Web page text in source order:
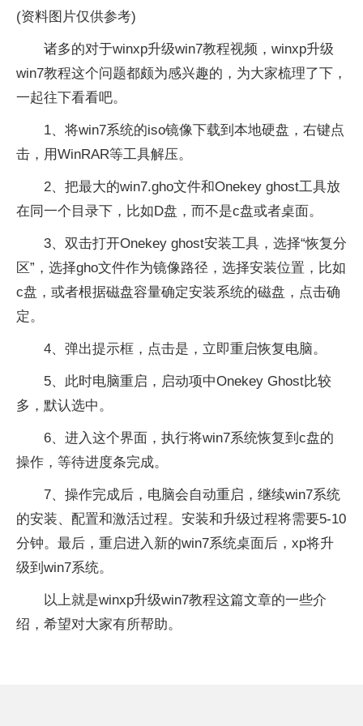
(资料图片仅供参考)
诸多的对于winxp升级win7教程视频，winxp升级
win7教程这个问题都颇为感兴趣的，为大家梳理了下，
一起往下看看吧。
1、将win7系统的iso镜像下载到本地硬盘，右键点
击，用WinRAR等工具解压。
2、把最大的win7.gho文件和Onekey ghost工具放
在同一个目录下，比如D盘，而不是c盘或者桌面。
3、双击打开Onekey ghost安装工具，选择“恢复分
区”，选择gho文件作为镜像路径，选择安装位置，比如
c盘，或者根据磁盘容量确定安装系统的磁盘，点击确
定。
4、弹出提示框，点击是，立即重启恢复电脑。
5、此时电脑重启，启动项中Onekey Ghost比较
多，默认选中。
6、进入这个界面，执行将win7系统恢复到c盘的
操作，等待进度条完成。
7、操作完成后，电脑会自动重启，继续win7系统
的安装、配置和激活过程。安装和升级过程将需要5-10
分钟。最后，重启进入新的win7系统桌面后，xp将升
级到win7系统。
以上就是winxp升级win7教程这篇文章的一些介
绍，希望对大家有所帮助。